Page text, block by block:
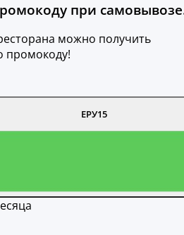
при
можно получить
промокоду!
ЕРУ15